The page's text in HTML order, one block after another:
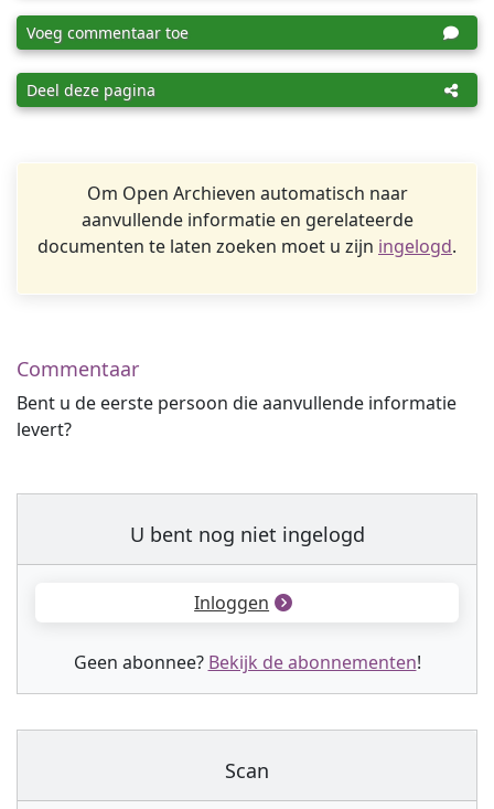
Voeg commentaar toe
Deel deze pagina
Om Open Archieven automatisch naar
aanvullende informatie en gerelateerde
documenten te laten zoeken moet u zijn ingelogd.
Commentaar
Bent u de eerste persoon die aanvullende informatie
levert?
U bent nog niet ingelogd
Inloggen
Geen abonnee? Bekijk de abonnementen!
Scan